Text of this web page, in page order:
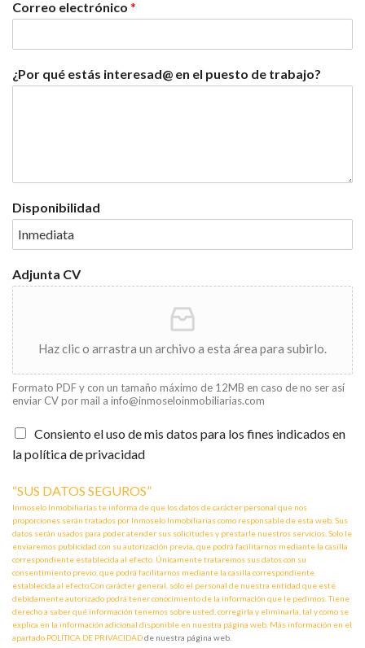
Correo electrónico *
¿Por qué estás interesad@ en el puesto de trabajo?
Disponibilidad
Adjunta CV
Haz clic o arrastra un archivo a esta área para subirlo.
Formato PDF y con un tamaño máximo de 12MB en caso de no ser así
enviar CV por mail a info@inmoseloinmobiliarias.com
Consiento el uso de mis datos para los fines indicados en
la política de privacidad
“SUS DATOS SEGUROS”
Inmoselo Inmobiliarias te informa de que los datos de carácter personal que nos
proporciones serán tratados por Inmoselo Inmobiliarias como responsable de esta web. Sus
datos serán usados para poder atender sus solicitudes y prestarle nuestros servicios. Solo le
enviaremos publicidad con su autorización previa, que podrá facilitarnos mediante la casilla
correspondiente establecida al efecto. Únicamente trataremos sus datos con su
consentimiento previo, que podrá facilitarnos mediante la casilla correspondiente
establecida al efecto.Con carácter general, sólo el personal de nuestra entidad que esté
debidamente autorizado podrá tener conocimiento de la información que le pedimos. Tiene
derecho a saber qué información tenemos sobre usted, corregirla y eliminarla, tal y como se
explica en la información adicional disponible en nuestra página web. Más información en el
apartado POLÍTICA DE PRIVACIDADde nuestra página web.